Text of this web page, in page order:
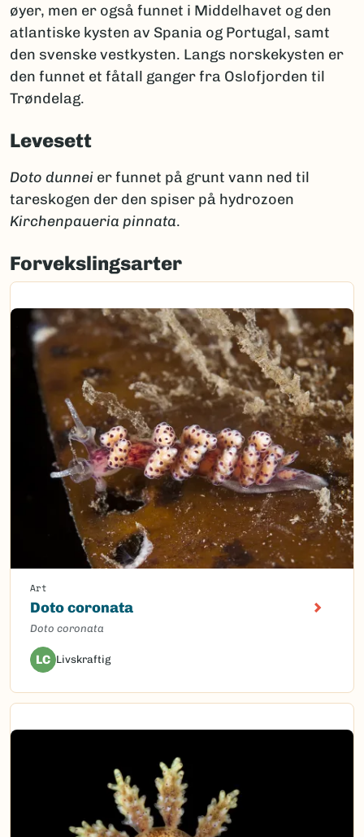
øyer, men er også funnet i Middelhavet og den
atlantiske kysten av Spania og Portugal, samt
den svenske vestkysten. Langs norskekysten er
den funnet et fåtall ganger fra Oslofjorden til
Trøndelag.
Levesett
Doto dunnei er funnet på grunt vann ned til
tareskogen der den spiser på hydrozoen
Kirchenpaueria pinnata.
Forvekslingsarter
Art
Doto coronata
Doto coronata
LC Livskraftig